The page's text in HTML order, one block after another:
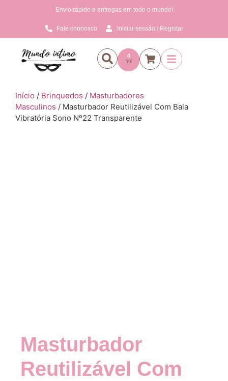
Envio rápido e entregas em todo o mundo!
Fale connosco Iniciar sessão / Registar
0
Início / Brinquedos / Masturbadores
Masculinos / Masturbador Reutilizável Com Bala
Vibratória Sono Nº22 Transparente
Masturbador
Reutilizável Com